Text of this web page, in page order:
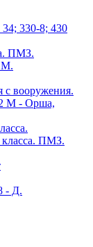
330-8; 430
ПМЗ.
М.
с вооружения.
М - Орша,
ПМЗ.
- Д.